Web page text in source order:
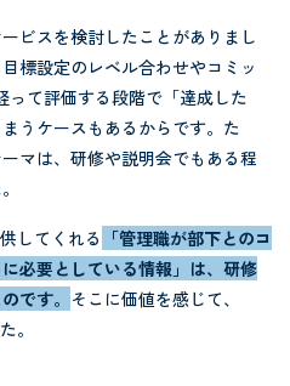
ビスを検討したことがありまし
標設定のレベル合わせやコミッ
って評価する段階で「達成した
うケースもあるからです。た
マは、研修や説明会でもある程
してくれる 「管理職が部下とのコ
必要としている情報」は、研修
です。 そこに価値を感じて、
。